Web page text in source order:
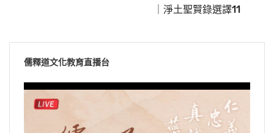
｜淨土聖賢錄選譯11
儒釋道文化教育直播台